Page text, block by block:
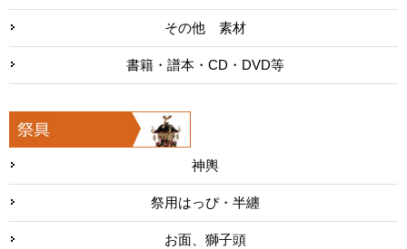
その他 素材
書籍・譜本・CD・DVD等
神輿
祭用はっぴ・半纏
お面、獅子頭